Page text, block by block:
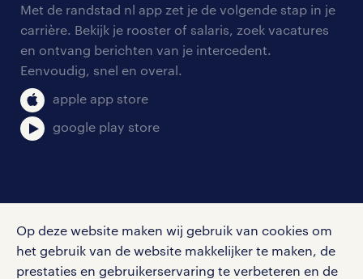
Op deze website maken wij gebruik van cookies om
het gebruik van de website makkelijker te maken, de
prestaties en gebruikerservaring te verbeteren en de
personeel gezocht
aanmelden nieuwsbrief
blogs en artikelen
salarischecker
bruto-netto calculator
onze vestigingen
pers
Met de randstad nl app zet je de volgende stap in je
carrière. Bekijk je rooster of salaris, zoek vacatures
en ontvang berichten van je intercedent.
Eenvoudig, snel en overal.
apple app store
google play store
Volg ons voor de leukste content omtrent
vacatures, solliciteren en inspiratie.